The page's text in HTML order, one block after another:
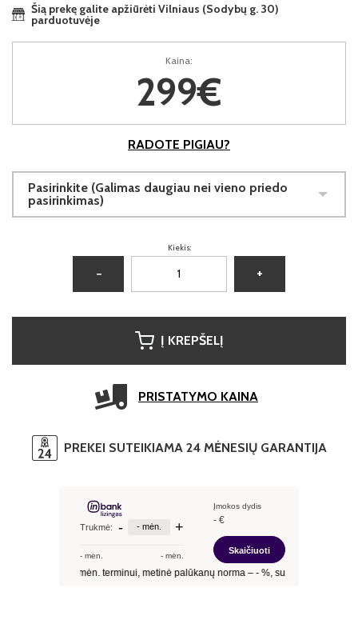
Šią prekę galite apžiūrėti Vilniaus (Sodybų g. 30)
parduotuvėje
Kaina:
299€
RADOTE PIGIAU?
Pasirinkite (Galimas daugiau nei vieno priedo
pasirinkimas)
Kiekis:
− +
Į KREPŠELĮ
PRISTATYMO KAINA
PREKEI SUTEIKIAMA 24 MĖNESIŲ GARANTIJA